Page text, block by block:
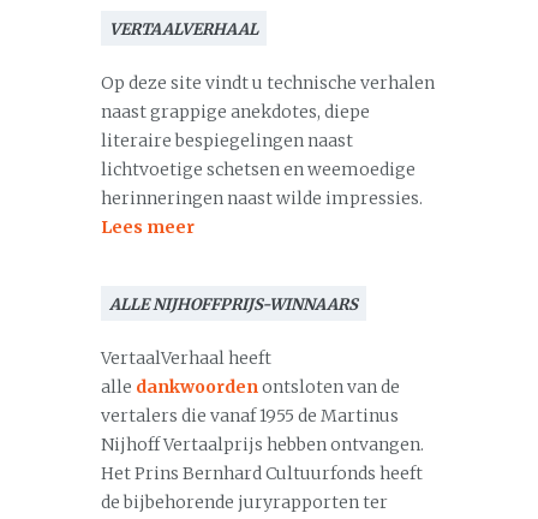
VERTAALVERHAAL
Op deze site vindt u technische verhalen
naast grappige anekdotes, diepe
literaire bespiegelingen naast
lichtvoetige schetsen en weemoedige
herinneringen naast wilde impressies.
Lees meer
ALLE NIJHOFFPRIJS-WINNAARS
VertaalVerhaal heeft
alle dankwoordenontsloten van de
vertalers die vanaf 1955 de Martinus
Nijhoff Vertaalprijs hebben ontvangen.
Het Prins Bernhard Cultuurfonds heeft
de bijbehorende juryrapporten ter